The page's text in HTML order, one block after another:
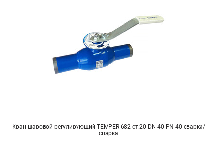
Кран шаровой регулирующий TEMPER 682 ст.20 DN 40 PN 40 сварка/
сварка